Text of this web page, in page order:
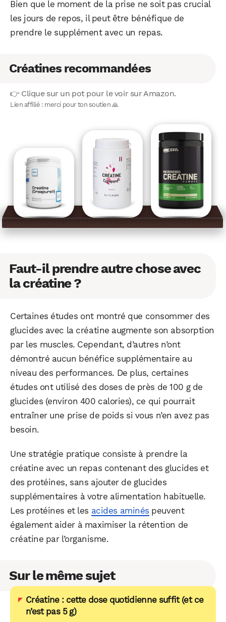
Bien que le moment de la prise ne soit pas crucial
les jours de repos, il peut être bénéfique de
prendre le supplément avec un repas.
Créatines recommandées
👉 Clique sur un pot pour le voir sur Amazon.
Lien affilié : merci pour ton soutien 🙏
Faut-il prendre autre chose avec
la créatine ?
Certaines études ont montré que consommer des
glucides avec la créatine augmente son absorption
par les muscles. Cependant, d’autres n’ont
démontré aucun bénéfice supplémentaire au
niveau des performances. De plus, certaines
études ont utilisé des doses de près de 100 g de
glucides (environ 400 calories), ce qui pourrait
entraîner une prise de poids si vous n’en avez pas
besoin.
Une stratégie pratique consiste à prendre la
créatine avec un repas contenant des glucides et
des protéines, sans ajouter de glucides
supplémentaires à votre alimentation habituelle.
Les protéines et les acides aminés peuvent
également aider à maximiser la rétention de
créatine par l’organisme.
Sur le même sujet
Créatine : cette dose quotidienne suffit (et ce
n’est pas 5 g)
Facebook X LinkedIn